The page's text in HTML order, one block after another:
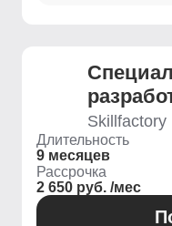
Skillfactory
Длительность
9 месяцев
Рассрочка
2 650 руб. /мес